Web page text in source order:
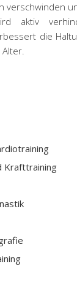
verschwinden
aktiv
die
Krafttraining